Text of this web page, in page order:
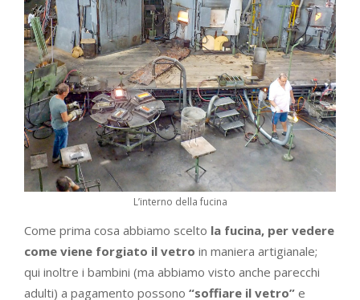
L’interno della fucina
Come prima cosa abbiamo scelto la fucina, per vedere
come viene forgiato il vetro in maniera artigianale;
qui inoltre i bambini (ma abbiamo visto anche parecchi
adulti) a pagamento possono “soffiare il vetro” e